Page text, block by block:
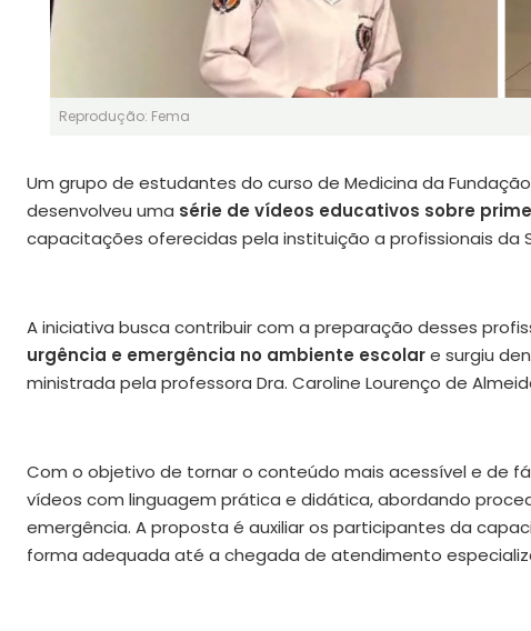
Reprodução: Fema
Um grupo de estudantes do curso de Medicina da Fundação
desenvolveu uma série de vídeos educativos sobre
capacitações oferecidas pela instituição a profissionais da
A iniciativa busca contribuir com a preparação desses
urgência e emergência no ambiente escolare surgiu
ministrada pela professora Dra. Caroline Lourenço de
Com o objetivo de tornar o conteúdo mais acessível e de
vídeos com linguagem prática e didática, abordando
emergência. A proposta é auxiliar os participantes da
forma adequada até a chegada de atendimento